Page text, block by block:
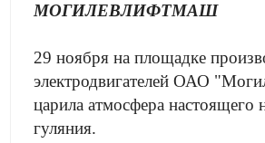
МОГИЛЕВЛИФТМАШ
29 ноября на площадке
электродвигателей ОАО
царила атмосфера настоящего
гуляния.